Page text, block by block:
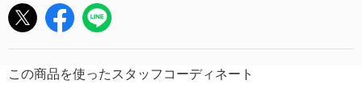
この商品を使ったスタッフコーディネート